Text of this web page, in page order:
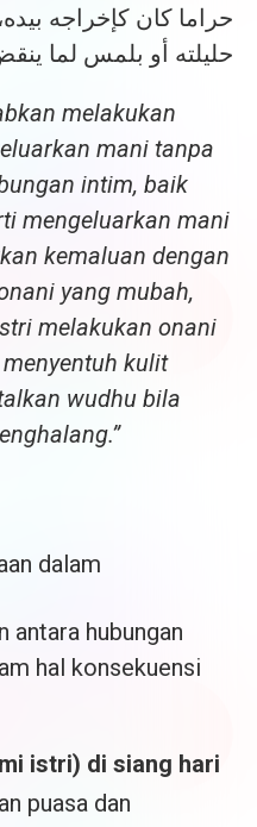
حراما كان كإخراجه
حليلته أو بلمس لما
melakukan
mani tanpa
intim, baik
mengeluarkan mani
kemaluan dengan
yang mubah,
melakukan onani
kulit
wudhu bila
dalam
antara hubungan
hal konsekuensi
istri) di siang hari
puasa dan